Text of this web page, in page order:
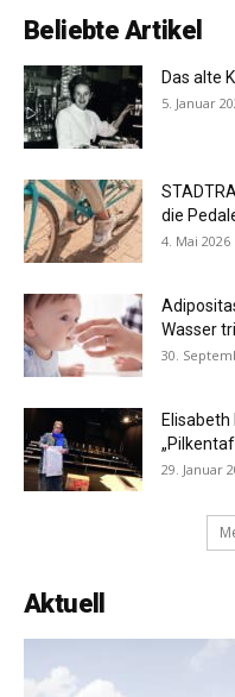
Beliebte Artikel
Das alte
5. Januar
die
4. Mai 2026
Wasser
30.
Elisabeth
29. Januar
Aktuell